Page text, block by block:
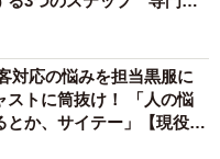
対応の悩みを担当黒服に
筒抜け！ 「人の悩
とか、サイテー」【現役キ